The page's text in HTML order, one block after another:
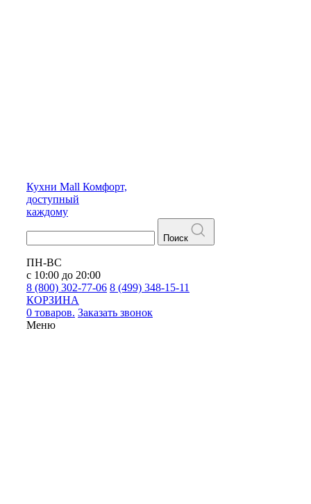
Кухни Mall Комфорт,
доступный
каждому
Поиск
ПН-ВС
с 10:00 до 20:00
8 (800) 302-77-06 8 (499) 348-15-11
КОРЗИНА
0 товаров. Заказать звонок
Меню